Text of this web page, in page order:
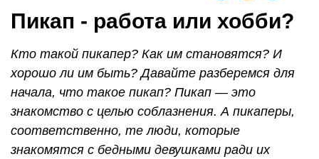
Пикап - работа или хобби?
Кто такой пикапер? Как им становятся? И
хорошо ли им быть? Давайте разберемся для
начала, что такое пикап? Пикап — это
знакомство с целью соблазнения. А пикаперы,
соответственно, те люди, которые
знакомятся с бедными девушками ради их